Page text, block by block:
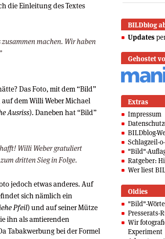
die Einleitung des Textes
machen. Wir haben
Das Foto, mit dem “Bild”
dem Willi Weber Michael
Ausriss). Daneben hat “Bild”
Willi Weber gratuliert
dritten Sieg in Folge.
jedoch etwas anderes. Auf
sich nämlich ein
Pfeil) und auf seiner Mütze
ihn als amtierenden
Tabakwerbung bei der Formel
BILDblog
Updates
Gehostet
Extras
Impressum
BILDblog-
Schlagzeil-
"Bild"-
Ratgeber:
Wer liest
Oldies
"Bild"-
Presserats-
Wir
Experiment